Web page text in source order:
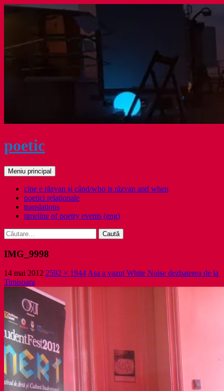
Sari
poetic
Caută
Meniu principal
cine e răzvan și când/who is răzvan and when
poetici relaţionale
translations
timeline of poetry events (eng)
Caută
după:
IMG_9998
14 mai 2012 2592 × 1944 Asa a vazut White Noise dezbaterea de la
Timisoara